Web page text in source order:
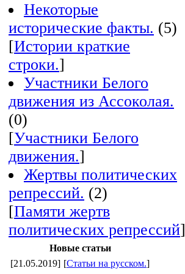
Некоторые
исторические факты. (5)
[Истории краткие
строки.]
Участники Белого
движения из Ассоколая.
(0)
[Участники Белого
движения.]
Жертвы политических
репрессий. (2)
[Памяти жертв
политических репрессий]
Новые статьи
[21.05.2019] [Статьи на русском.]